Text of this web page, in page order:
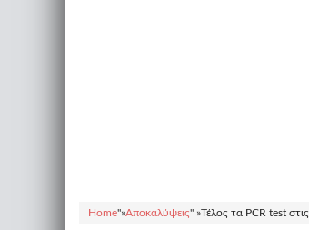
Home"»Αποκαλύψεις" »Τέλος τα PCR test